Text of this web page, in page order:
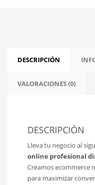
DESCRIPCIÓN
VALORACIONES (0)
DESCRIPCIÓN
Lleva tu negocio al
online profesional
Creamos ecommerce
para maximizar